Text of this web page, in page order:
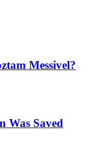
Messivel?
Was Saved